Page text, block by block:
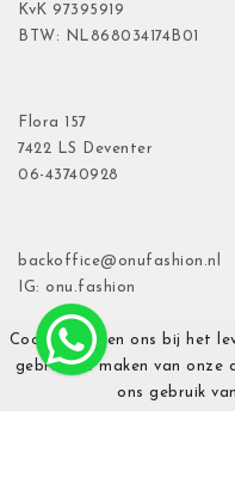
KvK 97395919
BTW: NL868034174B01
Flora
157
7422 LS Deventer
06-43740928
backoffice@onufashion.nl
IG: onu.fashion
Cookies helpen ons bij het
gebruik te maken van onze
ons gebruik